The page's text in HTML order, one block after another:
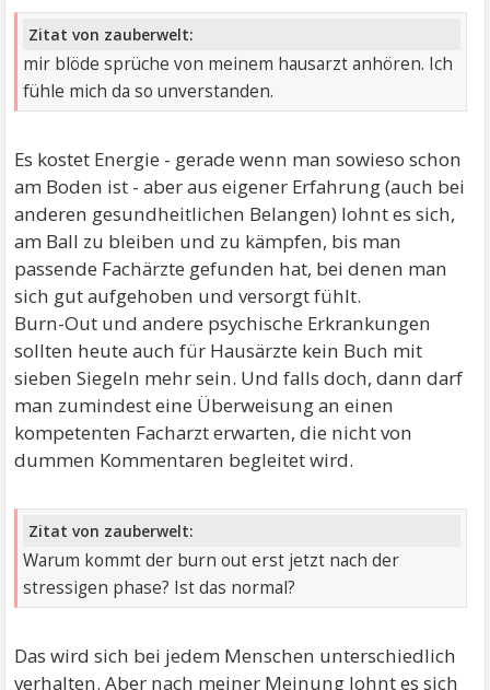
Zitat von zauberwelt:
mir blöde sprüche von meinem hausarzt anhören. Ich
fühle mich da so unverstanden.
Es kostet Energie - gerade wenn man sowieso schon
am Boden ist - aber aus eigener Erfahrung (auch bei
anderen gesundheitlichen Belangen) lohnt es sich,
am Ball zu bleiben und zu kämpfen, bis man
passende Fachärzte gefunden hat, bei denen man
sich gut aufgehoben und versorgt fühlt.
Burn-Out und andere psychische Erkrankungen
sollten heute auch für Hausärzte kein Buch mit
sieben Siegeln mehr sein. Und falls doch, dann darf
man zumindest eine Überweisung an einen
kompetenten Facharzt erwarten, die nicht von
dummen Kommentaren begleitet wird.
Zitat von zauberwelt:
Warum kommt der burn out erst jetzt nach der
stressigen phase? Ist das normal?
Das wird sich bei jedem Menschen unterschiedlich
verhalten. Aber nach meiner Meinung lohnt es sich